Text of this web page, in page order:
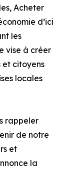
Acheter
d’ici
les
vise à créer
et citoyens
locales
rappeler
de notre
et
la